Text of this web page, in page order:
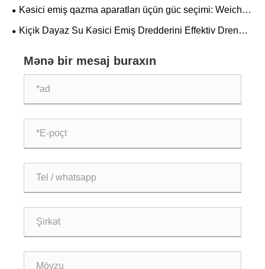
Səmərəliliyini və Layihə Performansını Necə
Təkmilləşdirir?
Kəsici emiş qazma aparatları üçün güc seçimi: Weichai
vs Cummins – Mühəndislik üçün dərinləşdirmə üçün
hansı daha uyğundur?
Kiçik Dayaz Su Kəsici Emiş Dredderini Effektiv Drenaj
Mənə bir mesaj buraxın